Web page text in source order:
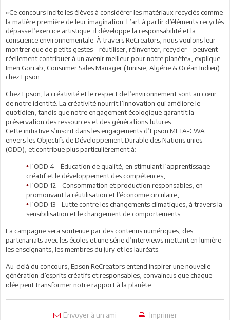
«Ce concours incite les élèves à considérer les matériaux recyclés comme
la matière première de leur imagination. L’art à partir d’éléments recyclés
dépasse l’exercice artistique: il développe la responsabilité et la
conscience environnementale. À travers ReCreators, nous voulons leur
montrer que de petits gestes – réutiliser, réinventer, recycler – peuvent
réellement contribuer à un avenir meilleur pour notre planète», explique
Imen Gorrab, Consumer Sales Manager (Tunisie, Algérie & Océan Indien)
chez Epson.
Chez Epson, la créativité et le respect de l’environnement sont au cœur
de notre identité. La créativité nourrit l’innovation qui améliore le
quotidien, tandis que notre engagement écologique garantit la
préservation des ressources et des générations futures.
Cette initiative s’inscrit dans les engagements d’Epson META-CWA
envers les Objectifs de Développement Durable des Nations unies
(ODD), et contribue plus particulièrement à:
• l’ODD 4 – Éducation de qualité, en stimulant l’apprentissage
créatif et le développement des compétences,
• l’ODD 12 – Consommation et production responsables, en
promouvant la réutilisation et l’économie circulaire,
• l’ODD 13 – Lutte contre les changements climatiques, à travers la
sensibilisation et le changement de comportements.
La campagne sera soutenue par des contenus numériques, des
partenariats avec les écoles et une série d’interviews mettant en lumière
les enseignants, les membres du jury et les lauréats.
Au-delà du concours, Epson ReCreators entend inspirer une nouvelle
génération d’esprits créatifs et responsables, convaincus que chaque
idée peut transformer notre rapport à la planète.
Envoyer à un ami Imprimer